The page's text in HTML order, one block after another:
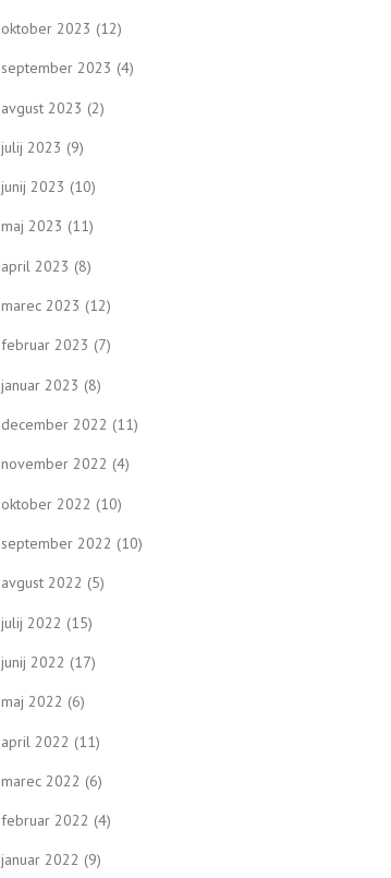
oktober 2023 (12)
september 2023 (4)
avgust 2023 (2)
julij 2023 (9)
junij 2023 (10)
maj 2023 (11)
april 2023 (8)
marec 2023 (12)
februar 2023 (7)
januar 2023 (8)
december 2022 (11)
november 2022 (4)
oktober 2022 (10)
september 2022 (10)
avgust 2022 (5)
julij 2022 (15)
junij 2022 (17)
maj 2022 (6)
april 2022 (11)
marec 2022 (6)
februar 2022 (4)
januar 2022 (9)